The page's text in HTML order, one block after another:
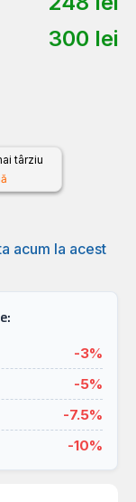
300 lei
târziu
acum la acest
-3%
-5%
-7.5%
-10%